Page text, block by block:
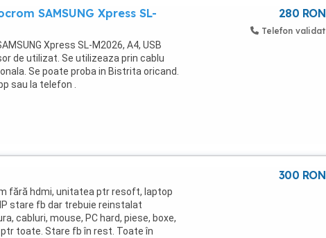
SAMSUNG Xpress SL-
Xpress SL-M2026, A4, USB
de utilizat. Se utilizeaza prin cablu
Se poate proba in Bistrita oricand.
sau la telefon .
280 RON
Telefon validat
fără hdmi, unitatea ptr resoft, laptop
stare fb dar trebuie reinstalat
cabluri, mouse, PC hard, piese, boxe,
toate. Stare fb în rest. Toate în
300 RON